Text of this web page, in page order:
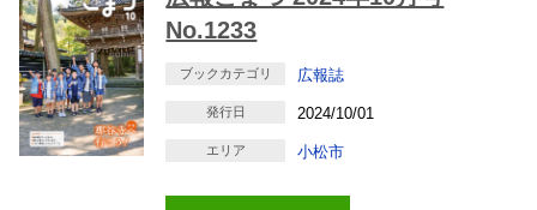
No.1233
ブックカテゴリ 広報誌
発行日 2024/10/01
エリア 小松市